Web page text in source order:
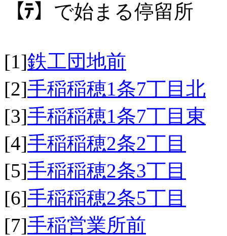
【ﾃ】 で始まる停留所
[1]鉄工団地前
[2]手稲稲穂1条7丁目北
[3]手稲稲穂1条7丁目東
[4]手稲稲穂2条2丁目
[5]手稲稲穂2条3丁目
[6]手稲稲穂2条5丁目
[7]手稲営業所前